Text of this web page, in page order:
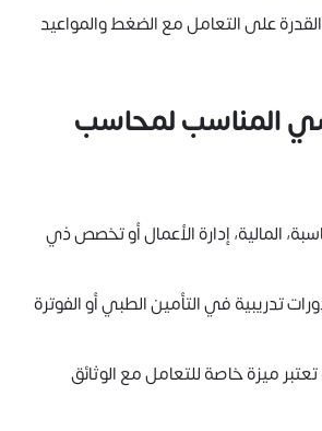
على التعامل مع الضغط والمواعيد
المناسب لمحاسب
المالية، إدارة الأعمال أو تخصص ذي
تدريبية في التأمين الطبي أو الفوترة
تعتبر ميزة خاصة للتعامل مع الوثائق